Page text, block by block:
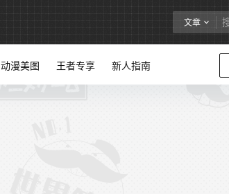
文章
动漫美图 王者专享 新人指南